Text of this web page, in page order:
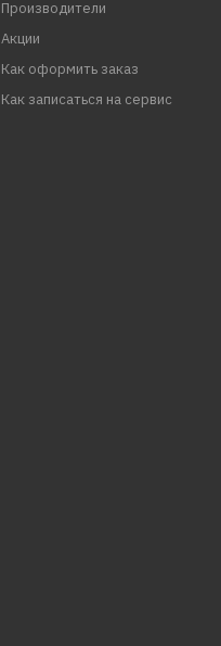
Производители
Акции
Как оформить заказ
Как записаться на сервис